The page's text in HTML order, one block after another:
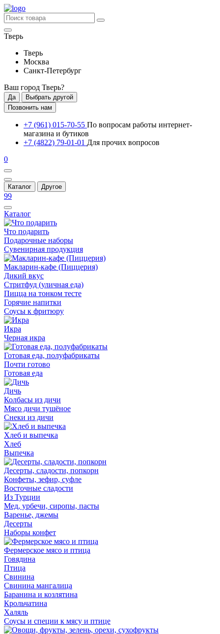
Тверь
Тверь
Москва
Санкт-Петербург
Ваш город Тверь?
Да
Выбрать другой
Позвонить нам
+7 (961) 015-70-55 По вопросам работы интернет-
магазина и бутиков
+7 (4822) 79-01-01 Для прочих вопросов
0
Каталог Другое
99
Каталог
Что подарить
Подарочные наборы
Сувенирная продукция
Макларин-кафе (Пиццерия)
Дикий вкус
Стритфуд (уличная еда)
Пицца на тонком тесте
Горячие напитки
Соусы к фритюру
Икра
Черная икра
Готовая еда, полуфабрикаты
Почти готово
Готовая еда
Дичь
Колбасы из дичи
Мясо дичи тушёное
Снеки из дичи
Хлеб и выпечка
Хлеб
Выпечка
Десерты, сладости, попкорн
Конфеты, зефир, суфле
Восточные сладости
Из Турции
Мед, урбечи, сиропы, пасты
Варенье, джемы
Десерты
Наборы конфет
Фермерское мясо и птица
Говядина
Птица
Свинина
Свинина мангалица
Баранина и козлятина
Крольчатина
Халяль
Соусы и специи к мясу и птице